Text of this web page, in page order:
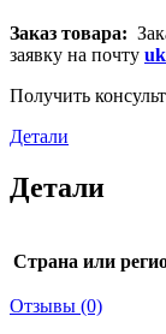
Заказ товара:
заявку на почту
Получить
Детали
Детали
Страна или
Отзывы (0)